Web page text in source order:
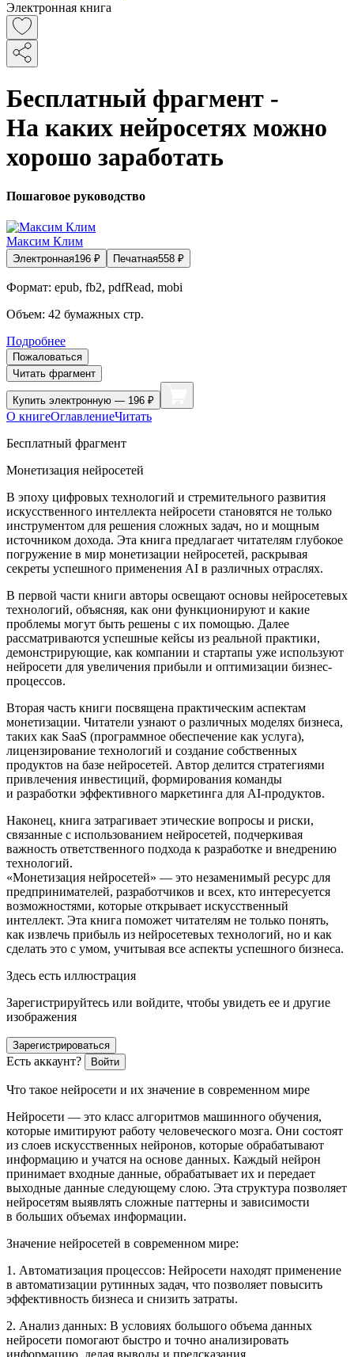
Электронная книга
Бесплатный фрагмент -
На каких нейросетях можно
хорошо заработать
Пошаговое руководство
Максим Клим
Электронная196 ₽ Печатная558 ₽
Формат: epub, fb2, pdfRead, mobi
Объем: 42 бумажных стр.
Подробнее
Пожаловаться
Читать фрагмент
Купить электронную — 196 ₽
О книгеОглавлениеЧитать
Бесплатный фрагмент
Монетизация нейросетей
В эпоху цифровых технологий и стремительного развития
искусственного интеллекта нейросети становятся не только
инструментом для решения сложных задач, но и мощным
источником дохода. Эта книга предлагает читателям глубокое
погружение в мир монетизации нейросетей, раскрывая
секреты успешного применения AI в различных отраслях.
В первой части книги авторы освещают основы нейросетевых
технологий, объясняя, как они функционируют и какие
проблемы могут быть решены с их помощью. Далее
рассматриваются успешные кейсы из реальной практики,
демонстрирующие, как компании и стартапы уже используют
нейросети для увеличения прибыли и оптимизации бизнес-
процессов.
Вторая часть книги посвящена практическим аспектам
монетизации. Читатели узнают о различных моделях бизнеса,
таких как SaaS (программное обеспечение как услуга),
лицензирование технологий и создание собственных
продуктов на базе нейросетей. Автор делится стратегиями
привлечения инвестиций, формирования команды
и разработки эффективного маркетинга для AI-продуктов.
Наконец, книга затрагивает этические вопросы и риски,
связанные с использованием нейросетей, подчеркивая
важность ответственного подхода к разработке и внедрению
технологий.
«Монетизация нейросетей» — это незаменимый ресурс для
предпринимателей, разработчиков и всех, кто интересуется
возможностями, которые открывает искусственный
интеллект. Эта книга поможет читателям не только понять,
как извлечь прибыль из нейросетевых технологий, но и как
сделать это с умом, учитывая все аспекты успешного бизнеса.
Здесь есть иллюстрация
Зарегистрируйтесь или войдите, чтобы увидеть ее и другие
изображения
Зарегистрироваться
Есть аккаунт? Войти
Что такое нейросети и их значение в современном мире
Нейросети — это класс алгоритмов машинного обучения,
которые имитируют работу человеческого мозга. Они состоят
из слоев искусственных нейронов, которые обрабатывают
информацию и учатся на основе данных. Каждый нейрон
принимает входные данные, обрабатывает их и передает
выходные данные следующему слою. Эта структура позволяет
нейросетям выявлять сложные паттерны и зависимости
в больших объемах информации.
Значение нейросетей в современном мире:
1. Автоматизация процессов: Нейросети находят применение
в автоматизации рутинных задач, что позволяет повысить
эффективность бизнеса и снизить затраты.
2. Анализ данных: В условиях большого объема данных
нейросети помогают быстро и точно анализировать